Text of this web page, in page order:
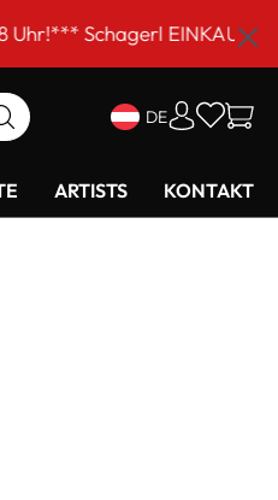
EINKAUFSSAMSTAG
DE
ARTISTS KONTAKT